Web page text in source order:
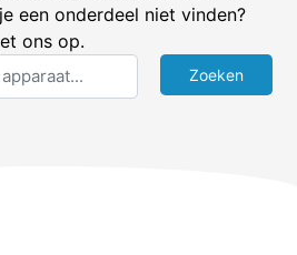
een onderdeel niet vinden?
ons op.